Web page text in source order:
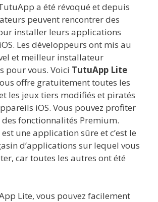
a été révoqué et depuis
peuvent rencontrer des
installer leurs applications
Les développeurs ont mis au
et meilleur installateur
pour vous. Voici TutuApp Lite
offre gratuitement toutes les
les jeux tiers modifiés et piratés
iOS. Vous pouvez profiter
fonctionnalités Premium.
une application sûre et c’est le
d’applications sur lequel vous
car toutes les autres ont été
Lite, vous pouvez facilement